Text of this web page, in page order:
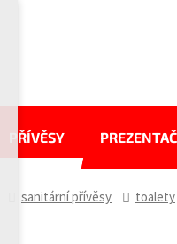
PŘÍVĚSY
sanitární přívěsy toalety